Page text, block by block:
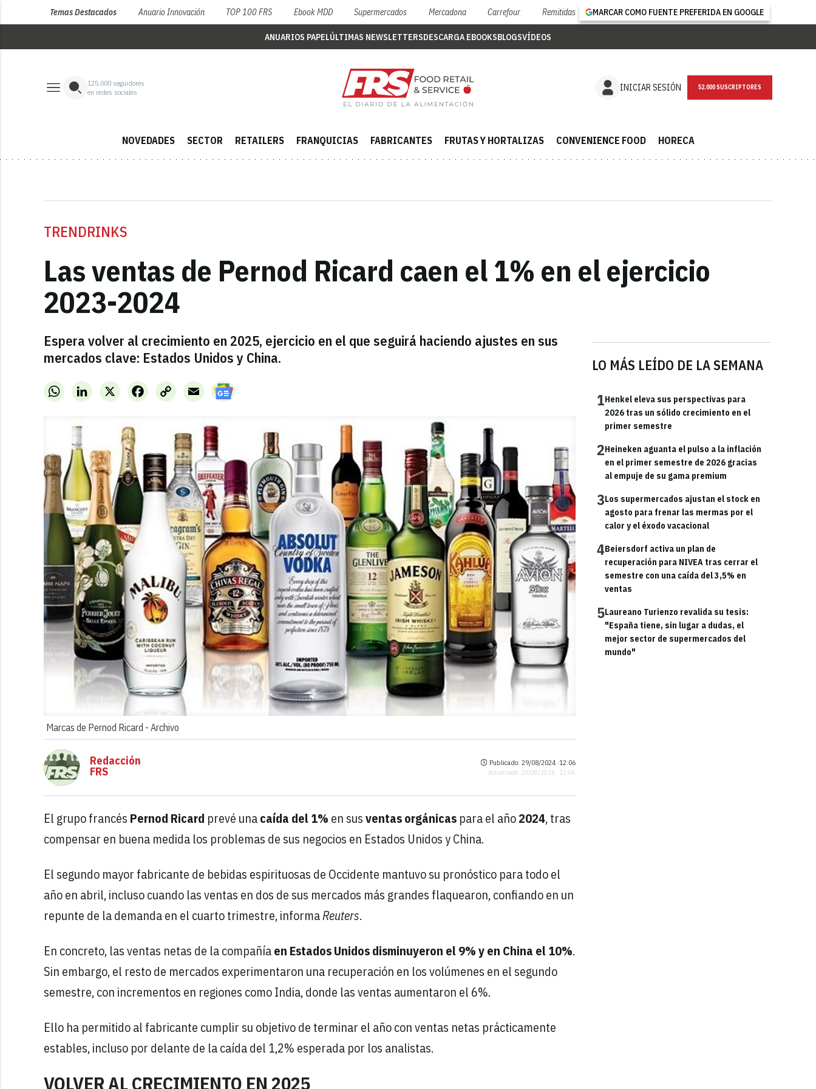
Temas Destacados Anuario Innovación TOP 100 FRS Ebook MDD Supermercados Mercadona Carrefour Remitidas MARCAR COMO FUENTE PREFERIDA EN GOOGLE
ANUARIOS PAPELÚLTIMAS NEWSLETTERSDESCARGA EBOOKSBLOGSVÍDEOS
125,000 seguidores
en redes sociales
INICIAR SESIÓN NEWSLETTER
NOVEDADES SECTOR RETAILERS FRANQUICIAS FABRICANTES FRUTAS Y HORTALIZAS CONVENIENCE FOOD HORECA
TRENDRINKS
Las ventas de Pernod Ricard caen el 1% en el ejercicio
2023-2024
Espera volver al crecimiento en 2025, ejercicio en el que seguirá haciendo ajustes en sus
mercados clave: Estados Unidos y China.
WhatsAppLinkedInX FacebookCopy
Link
Email
Marcas de Pernod Ricard - Archivo
LO MÁS LEÍDO DE LA SEMANA
1Henkel eleva sus perspectivas para
2026 tras un sólido crecimiento en el
primer semestre
2Heineken aguanta el pulso a la inflación
en el primer semestre de 2026 gracias
al empuje de su gama premium
3Los supermercados ajustan el stock en
agosto para frenar las mermas por el
calor y el éxodo vacacional
4Beiersdorf activa un plan de
recuperación para NIVEA tras cerrar el
semestre con una caída del 3,5% en
ventas
5Laureano Turienzo revalida su tesis:
"España tiene, sin lugar a dudas, el
mejor sector de supermercados del
mundo"
Redacción
FRS
Publicado: 29/08/2024 ·12:06
Actualizado: 29/08/2024 · 12:06
El grupo francés Pernod Ricard prevé unacaída del 1% en susventas orgánicas para el año2024, tras
compensar en buena medida los problemas de sus negocios en Estados Unidos y China.
El segundo mayor fabricante de bebidas espirituosas de Occidente mantuvo su pronóstico para todo el
año en abril, incluso cuando las ventas en dos de sus mercados más grandes flaquearon, confiando en un
repunte de la demanda en el cuarto trimestre, informaReuters.
En concreto, las ventas netas de la compañíaen Estados Unidos disminuyeron el 9% y en China el 10%.
Sin embargo, el resto de mercados experimentaron una recuperación en los volúmenes en el segundo
semestre, con incrementos en regiones como India, donde las ventas aumentaron el 6%.
Ello ha permitido al fabricante cumplir su objetivo de terminar el año con ventas netas prácticamente
estables, incluso por delante de la caída del 1,2% esperada por los analistas.
VOLVER AL CRECIMIENTO EN 2025